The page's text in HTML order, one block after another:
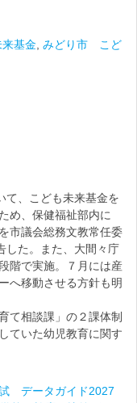
基金 みどり市 こど
、こども未来基金を
め、保健福祉部内に
市議会総務文教常任委
した。また、大間々庁
階で実施。７月には産
へ移動させる方針も明
て相談課」の２課体制
ていた幼児教育に関す
データガイド2027